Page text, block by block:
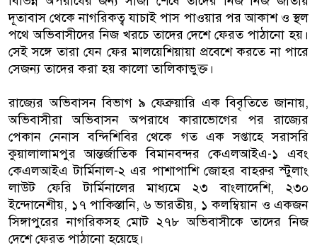
দূতাবাস থেকে নাগরিকত্ব যাচাই পাস পাওয়ার পর আকাশ ও স্থল
পথে অভিবাসীদের নিজ খরচে তাদের দেশে ফেরত পাঠানো হয়।
সেই সঙ্গে তারা যেন ফের মালয়েশিয়ায়া প্রবেশে করতে না পারে
সেজন্য তাদের করা হয় কালো তালিকাভুক্ত।
রাজ্যের অভিবাসন বিভাগ ৯ ফেব্রুয়ারি এক বিবৃতিতে জানায়,
অভিবাসীরা অভিবাসন অপরাধে কারাভোগের পর রাজ্যের
পেকান নেনাস বন্দিশিবির থেকে গত এক সপ্তাহে সরাসরি
কুয়ালালামপুর আন্তর্জাতিক বিমানবন্দর কেএলআইএ-১ এবং
কেএলআইএ টার্মিনাল-২ এর পাশাপাশি জোহর বাহরুর স্টুলাং
লাউট ফেরি টার্মিনালের মাধ্যমে ২৩ বাংলাদেশি, ২৩০
ইন্দোনেশীয়, ১৭ পাকিস্তানি, ৬ ভারতীয়, ১ কলম্বিয়ান ও একজন
সিঙ্গাপুরের নাগরিকসহ মোট ২৭৮ অভিবাসীকে তাদের নিজ
দেশে ফেরত পাঠানো হয়েছে।